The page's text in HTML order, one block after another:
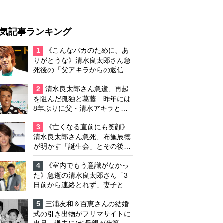
記事ランキング
1
《こんなバカのために、あ
りがとうな》清水良太郎さん急
死後の「父アキラからの返信」
布施辰徳が涙で明かす「順番が
違う」
2
清水良太郎さん急逝、再起
を阻んだ孤独と葛藤 昨年には
8年ぶりに父・清水アキラと共
演、本格的な活動再開に向かっ
ていたが…周囲が懸念していた
「不安定なところ」
3
《亡くなる直前にも笑顔》
清水良太郎さん急死、布施辰徳
が明かす「誕生会」とその後の
メッセージ
4
《室内でもう意識がなかっ
た》急逝の清水良太郎さん「3
日前から連絡とれず」妻子とは
別居で孤独を感じていた
5
三浦友和＆百恵さんの結婚
式の引き出物がフリマサイトに